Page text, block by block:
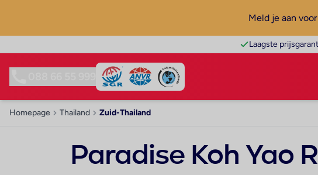
Meld je aan
Laagste
Homepage Thailand Zuid-Thailand
Paradise Koh Yao